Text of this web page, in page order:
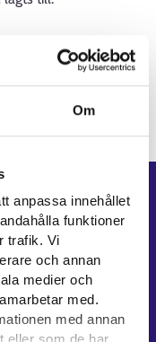
Om
anpassa innehållet
funktioner
trafik. Vi
och annan
medier och
med.
med annan
webbsidor
till.